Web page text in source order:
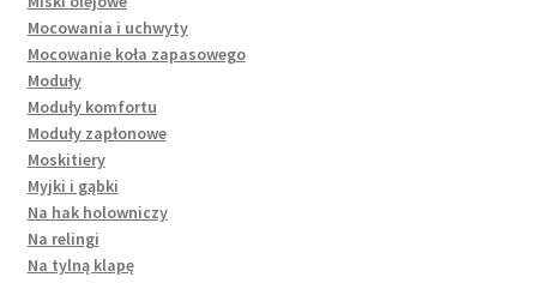
Mocowania i uchwyty
Mocowanie koła zapasowego
Moduły
Moduły komfortu
Moduły zapłonowe
Moskitiery
Myjki i gąbki
Na hak holowniczy
Na relingi
Na tylną klapę